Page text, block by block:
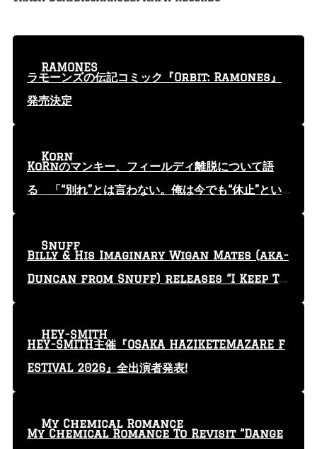
ラモーンズの伝記コミック『Orbit: Ramones』
発売決定
RAMONES
KoRnのマンキー、フィールディ離脱について語
る 「“別れ”とは言わない。俺は今でも“休止”とい
Korn
Billy & His Imaginary Wigan Mates (aka-
Duncan from Snuff) releases “I Keep Tr
Snuff
HEY-SMITH主催『OSAKA HAZIKETEMAZARE F
ESTIVAL 2026』全出演者発表!
HEY-SMITH
My Chemical Romance To Revisit “Dange
My Chemical Romance